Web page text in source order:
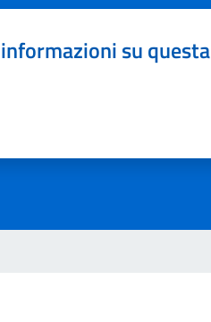
su questa